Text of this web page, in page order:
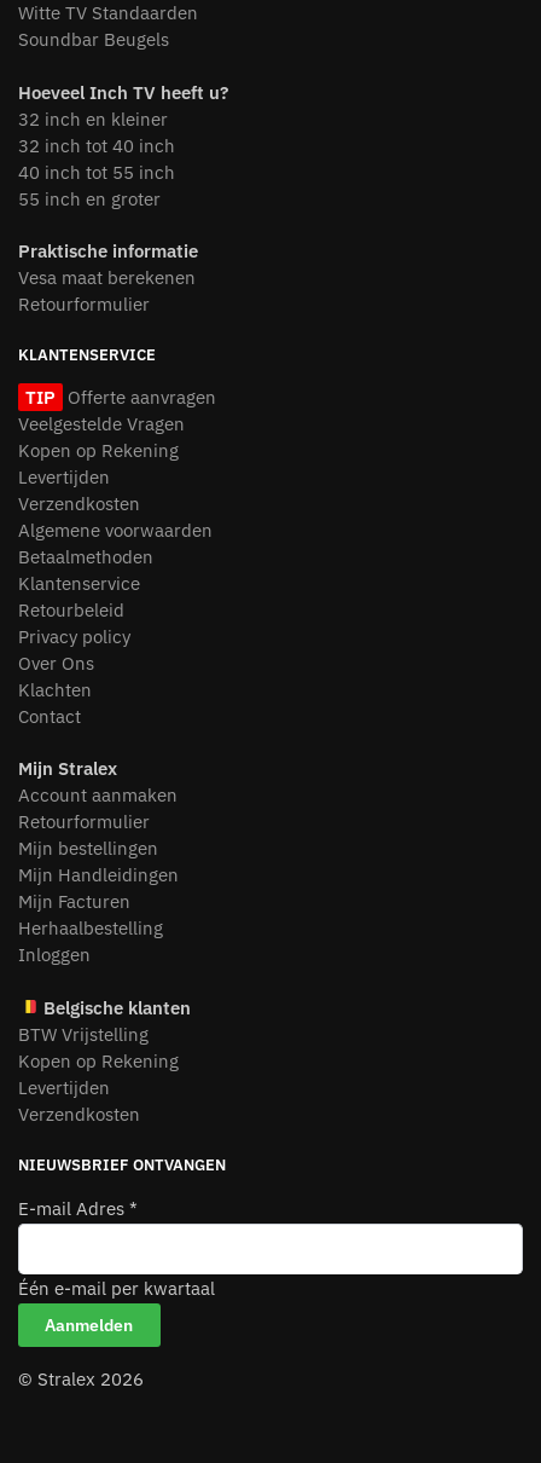
Witte TV Standaarden
Soundbar Beugels
Hoeveel Inch TV heeft u?
32 inch en kleiner
32 inch tot 40 inch
40 inch tot 55 inch
55 inch en groter
Praktische informatie
Vesa maat berekenen
Retourformulier
KLANTENSERVICE
TIP
Offerte aanvragen
Veelgestelde Vragen
Kopen op Rekening
Levertijden
Verzendkosten
Algemene voorwaarden
Betaalmethoden
Klantenservice
Retourbeleid
Privacy policy
Over Ons
Klachten
Contact
Mijn Stralex
Account aanmaken
Retourformulier
Mijn bestellingen
Mijn Handleidingen
Mijn Facturen
Herhaalbestelling
Inloggen
Belgische klanten
BTW Vrijstelling
Kopen op Rekening
Levertijden
Verzendkosten
NIEUWSBRIEF ONTVANGEN
E-mail Adres *
Één e-mail per kwartaal
© Stralex 2026